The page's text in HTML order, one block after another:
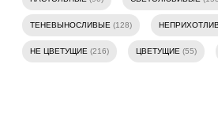
ТЕНЕВЫНОСЛИВЫЕ (128)
НЕ ЦВЕТУЩИЕ (216) ЦВЕТУЩИЕ (55)